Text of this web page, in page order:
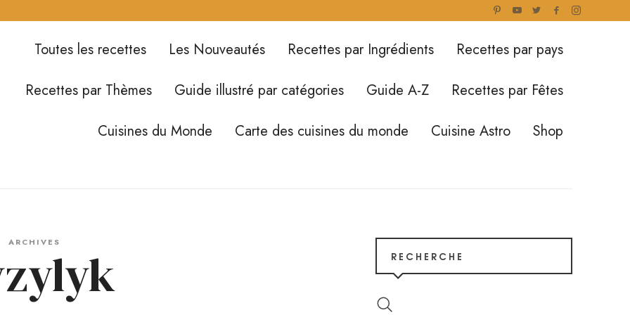
Toutes les recettes Les Nouveautés Recettes par Ingrédients
Recettes par pays
Recettes par Thèmes
Guide illustré par catégories Guide A-Z
Recettes par Fêtes
Cuisines du Monde
Carte des cuisines du monde Cuisine Astro Shop
ARCHIVES
RECHERCHE